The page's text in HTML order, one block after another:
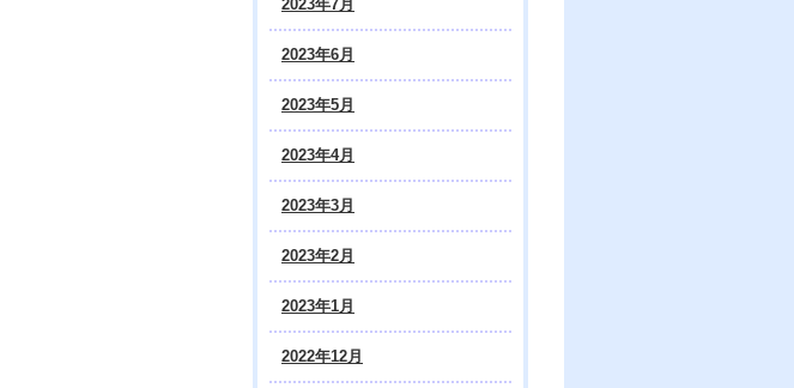
2023年7月
2023年6月
2023年5月
2023年4月
2023年3月
2023年2月
2023年1月
2022年12月